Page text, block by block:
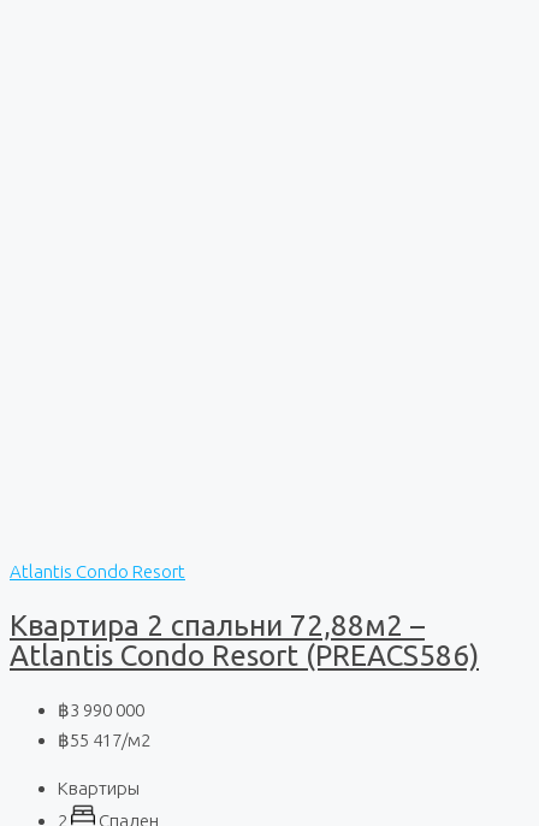
Atlantis Condo Resort
Квартира 2 спальни 72,88м2 –
Atlantis Condo Resort (PREACS586)
฿3 990 000
฿55 417/м2
Квартиры
2
Спален